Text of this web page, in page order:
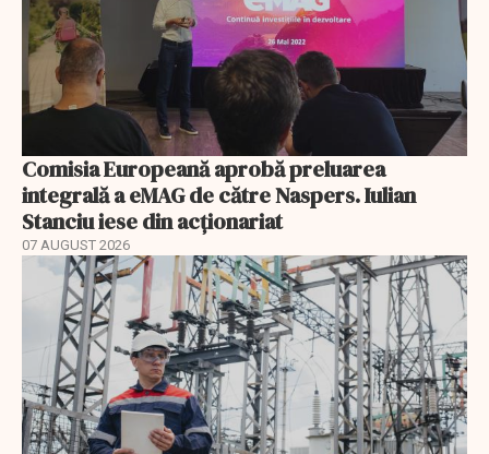
Comisia Europeană aprobă preluarea
integrală a eMAG de către Naspers. Iulian
Stanciu iese din acționariat
07 AUGUST 2026